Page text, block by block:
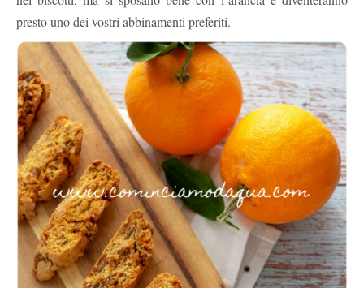
presto uno dei vostri abbinamenti preferiti.